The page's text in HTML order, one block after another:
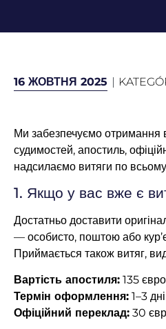
16 ЖОВТНЯ 2025
Ми забезпечуємо отримання
судимостей, апостиль,
надсилаємо витяги по всьому
1. Якщо у вас вже є
Достатньо доставити
— особисто, поштою або
Приймається також витяг,
Вартість апостиля: 135
Термін оформлення: 1–3 дні
Офіційний переклад: 30